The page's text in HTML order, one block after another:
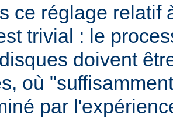
ce réglage relatif
trivial : le
doivent
où
par